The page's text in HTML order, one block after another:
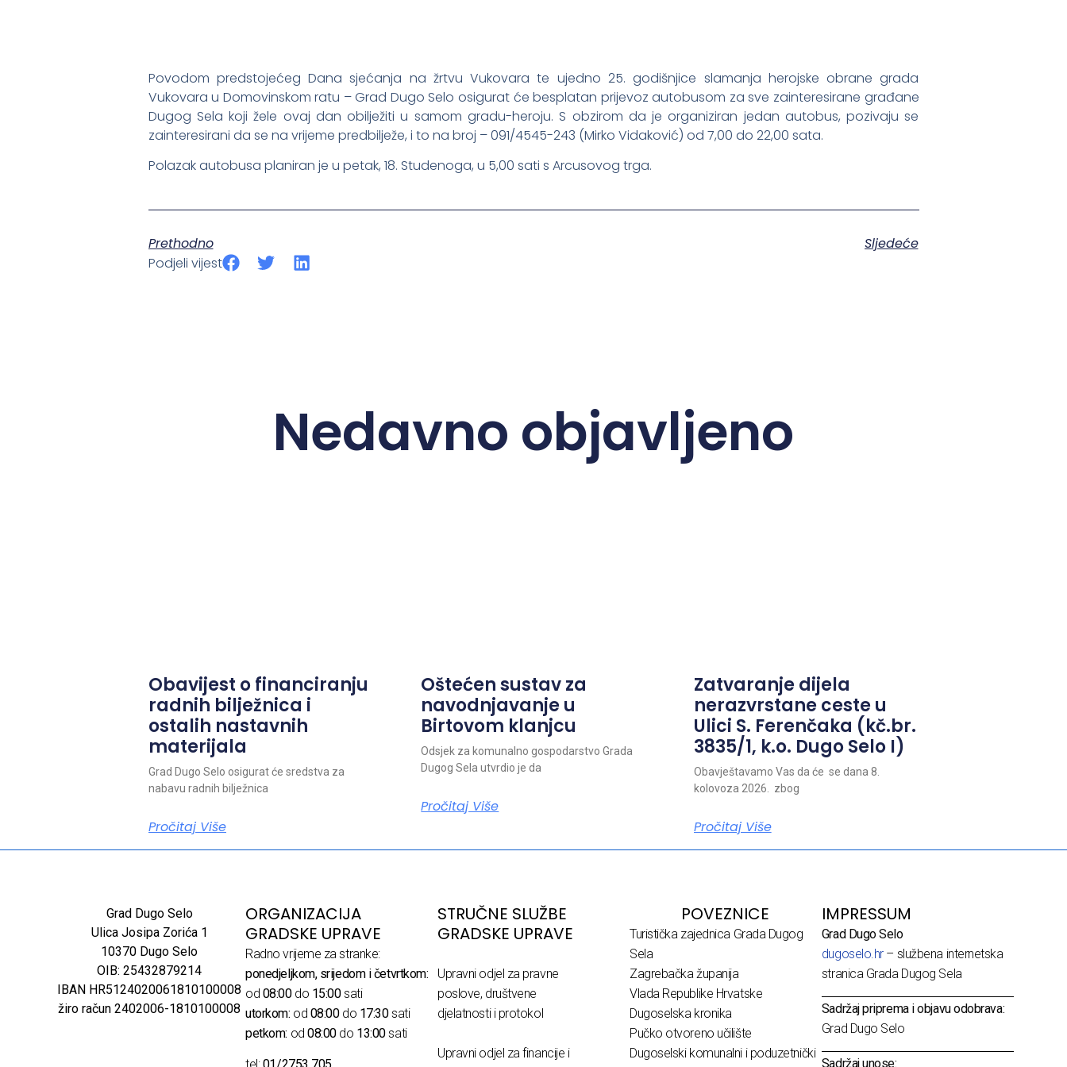
Povodom predstojećeg Dana sjećanja na žrtvu Vukovara te ujedno 25. godišnjice slamanja herojske obrane grada
Vukovara u Domovinskom ratu – Grad Dugo Selo osigurat će besplatan prijevoz autobusom za sve zainteresirane građane
Dugog Sela koji žele ovaj dan obilježiti u samom gradu-heroju. S obzirom da je organiziran jedan autobus, pozivaju se
zainteresirani da se na vrijeme predbilježe, i to na broj – 091/4545-243 (Mirko Vidaković) od 7,00 do 22,00 sata.
Polazak autobusa planiran je u petak, 18. Studenoga, u 5,00 sati s Arcusovog trga.
Prethodno
Sljedeće
Podjeli vijest
Nedavno objavljeno
Obavijest o financiranju
radnih bilježnica i
ostalih nastavnih
materijala
Grad Dugo Selo osigurat će sredstva za
nabavu radnih bilježnica
Pročitaj Više
Oštećen sustav za
navodnjavanje u
Birtovom klanjcu
Odsjek za komunalno gospodarstvo Grada
Dugog Sela utvrdio je da
Pročitaj Više
Zatvaranje dijela
nerazvrstane ceste u
Ulici S. Ferenčaka (kč.br.
3835/1, k.o. Dugo Selo I)
Obavještavamo Vas da će se dana 8.
kolovoza 2026. zbog
Pročitaj Više
Grad Dugo Selo
Ulica Josipa Zorića 1
10370 Dugo Selo
OIB: 25432879214
IBAN HR5124020061810100008
žiro račun 2402006-1810100008
ORGANIZACIJA
GRADSKE UPRAVE
Radno vrijeme za stranke:
ponedjeljkom, srijedom i četvrtkom:
od 08:00do 15:00sati
utorkom: od 08:00do 17:30sati
petkom: od08:00do 13:00sati
STRUČNE SLUŽBE
GRADSKE UPRAVE
Upravni odjel za pravne
poslove, društvene
djelatnosti i protokol
Upravni odjel za financije i
POVEZNICE
Turistička zajednica Grada Dugog
Sela
Zagrebačka županija
Vlada Republike Hrvatske
Dugoselska kronika
Pučko otvoreno učilište
Dugoselski komunalni i poduzetnički
IMPRESSUM
Grad Dugo Selo
dugoselo.hr– službena internetska
stranica Grada Dugog Sela
Sadržaj priprema i objavu odobrava:
Grad Dugo Selo
Sadržaj unose: